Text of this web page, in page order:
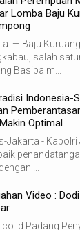
Lomba Baju
— Baju
salah
Basiba m...
Indonesia-
Optimal
Jakarta - Kapolri
...
Video :
Padang